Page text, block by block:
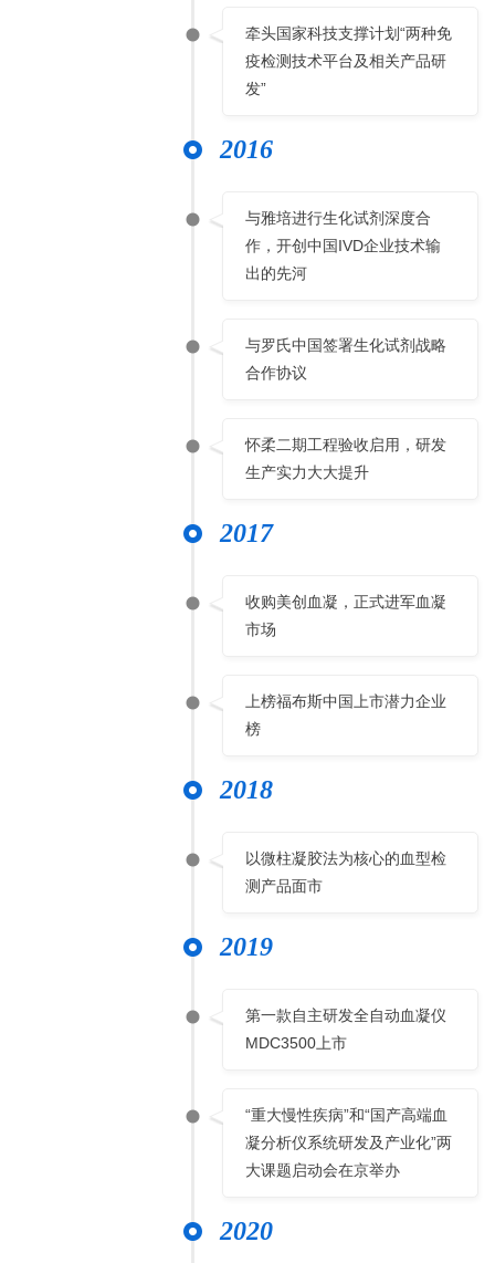
牵头国家科技支撑计划“两种免
疫检测技术平台及相关产品研
发”
2016
与雅培进行生化试剂深度合
作，开创中国IVD企业技术输
出的先河
与罗氏中国签署生化试剂战略
合作协议
怀柔二期工程验收启用，研发
生产实力大大提升
2017
收购美创血凝，正式进军血凝
市场
上榜福布斯中国上市潜力企业
榜
2018
以微柱凝胶法为核心的血型检
测产品面市
2019
第一款自主研发全自动血凝仪
MDC3500上市
“重大慢性疾病”和“国产高端血
凝分析仪系统研发及产业化”两
大课题启动会在京举办
2020